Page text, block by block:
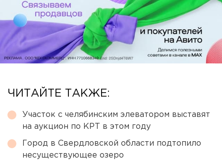
ЧИТАЙТЕ ТАКЖЕ:
Участок с челябинским элеватором выставят
на аукцион по КРТ в этом году
Город в Свердловской области подтопило
несуществующее озеро